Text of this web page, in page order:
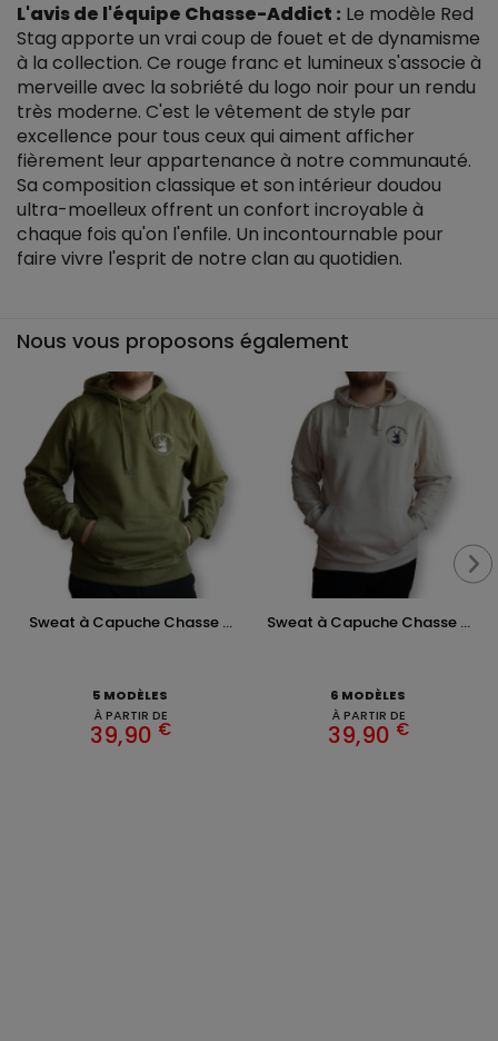
L'avis de l'équipe Chasse-Addict : Le modèle Red
Stag apporte un vrai coup de fouet et de dynamisme
à la collection. Ce rouge franc et lumineux s'associe à
merveille avec la sobriété du logo noir pour un rendu
très moderne. C'est le vêtement de style par
excellence pour tous ceux qui aiment afficher
fièrement leur appartenance à notre communauté.
Sa composition classique et son intérieur doudou
ultra-moelleux offrent un confort incroyable à
chaque fois qu'on l'enfile. Un incontournable pour
faire vivre l'esprit de notre clan au quotidien.
Nous vous proposons également
Sweat à Capuche Chasse ...
5 MODÈLES
À PARTIR DE
39,90 €
Sweat à Capuche Chasse ...
6 MODÈLES
À PARTIR DE
39,90 €